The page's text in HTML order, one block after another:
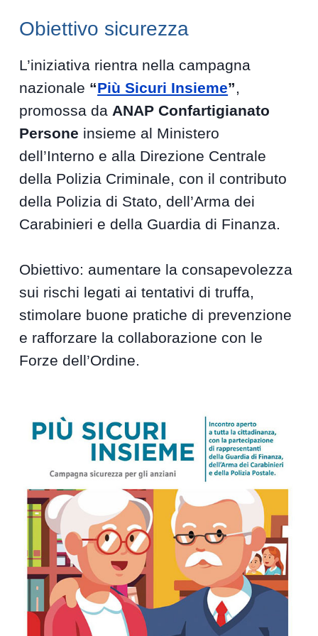
Obiettivo sicurezza
L’iniziativa rientra nella campagna
nazionale “Più Sicuri Insieme”,
promossa da ANAP Confartigianato
Persone insieme al Ministero
dell’Interno e alla Direzione Centrale
della Polizia Criminale, con il contributo
della Polizia di Stato, dell’Arma dei
Carabinieri e della Guardia di Finanza.
Obiettivo: aumentare la consapevolezza
sui rischi legati ai tentativi di truffa,
stimolare buone pratiche di prevenzione
e rafforzare la collaborazione con le
Forze dell’Ordine.